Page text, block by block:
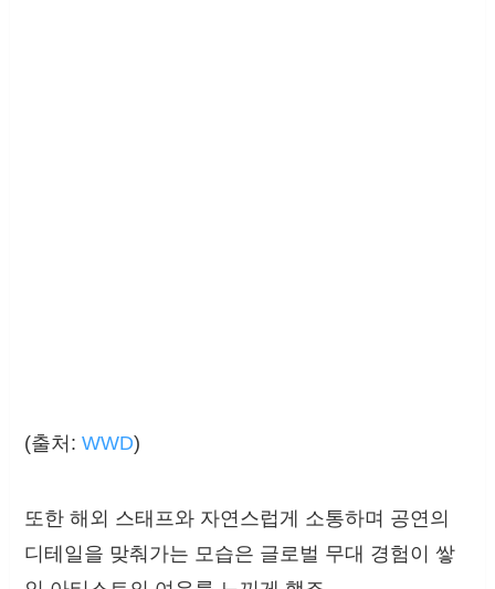
(출처: WWD)
또한 해외 스태프와 자연스럽게 소통하며 공연의
디테일을 맞춰가는 모습은 글로벌 무대 경험이 쌓